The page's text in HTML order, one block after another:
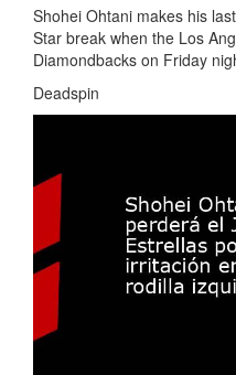
Shohei Ohtani makes his
Star break when the Los
Diamondbacks on Friday
Deadspin